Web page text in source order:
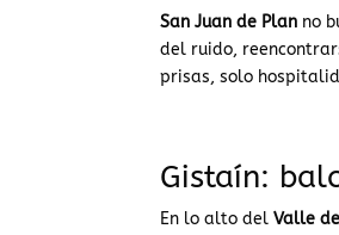
San Juan de Plan no
del ruido,
prisas, solo
Gistaín:
En lo alto delValle